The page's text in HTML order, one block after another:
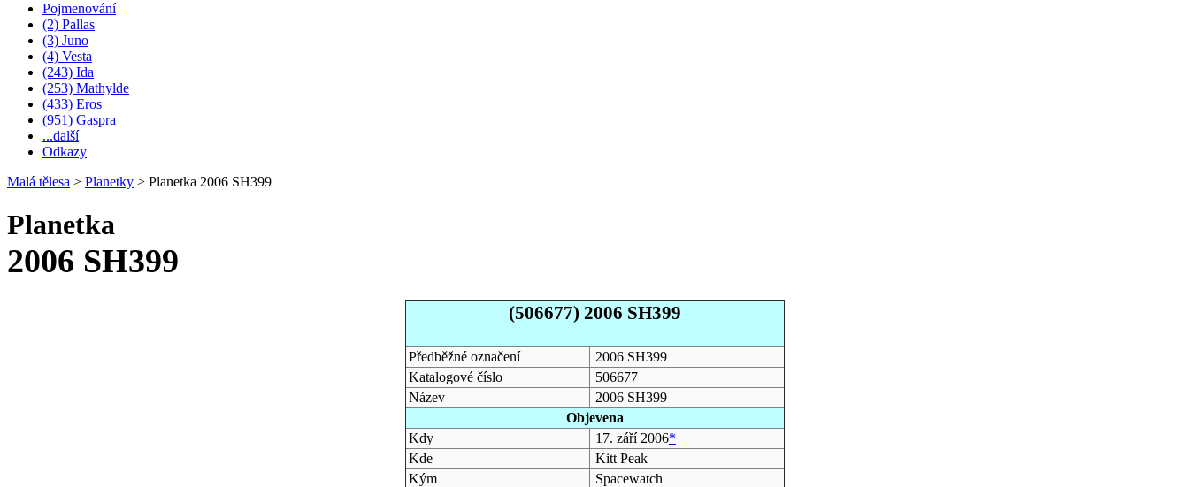
Pojmenování
(2) Pallas
(3) Juno
(4) Vesta
(243) Ida
(253) Mathylde
(433) Eros
(951) Gaspra
...další
Odkazy
Malá tělesa > Planetky > Planetka 2006 SH399
Planetka
2006 SH399
(506677) 2006 SH399
Předběžné označení
2006 SH399
Katalogové číslo
506677
Název
2006 SH399
Objevena
Kdy
17. září 2006*
Kde
Kitt Peak
Kým
Spacewatch